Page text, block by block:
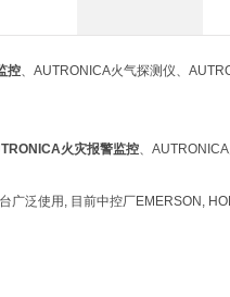
控、AUTRONICA火气探测仪、
火灾报警监控、
泛使用, 目前中控厂EMERSON,